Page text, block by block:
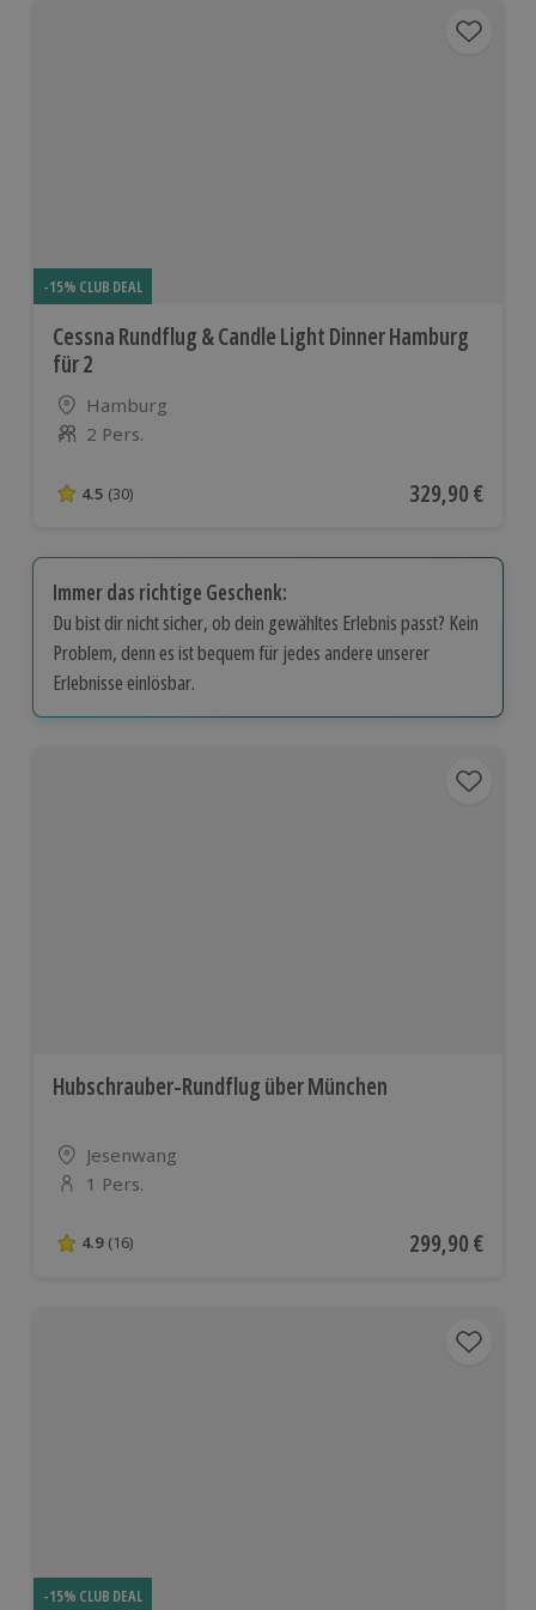
-15% CLUB DEAL
Cessna Rundflug & Candle Light Dinner Hamburg
für 2
Standort
Hamburg
Anzahl der Teilnehmer
2 Pers.
4.5 von 5 Sternen basierend auf 30 Bewertungen
4.5 (30) Aktueller Preis
329,90 €
Immer das richtige Geschenk:
Du bist dir nicht sicher, ob dein gewähltes Erlebnis passt? Kein
Problem, denn es ist bequem für jedes andere unserer
Erlebnisse einlösbar.
Hubschrauber-Rundflug über München
Standort
Jesenwang
Anzahl der Teilnehmer
1 Pers.
4.9 von 5 Sternen basierend auf 16 Bewertungen
4.9 (16) Aktueller Preis
299,90 €
-15% CLUB DEAL